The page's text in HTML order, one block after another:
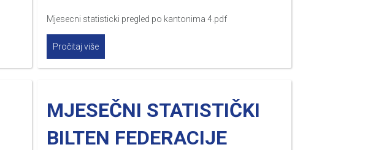
Mjesecni statisticki pregled po kantonima 4.pdf
Pročitaj više
MJESEČNI STATISTIČKI
BILTEN FEDERACIJE